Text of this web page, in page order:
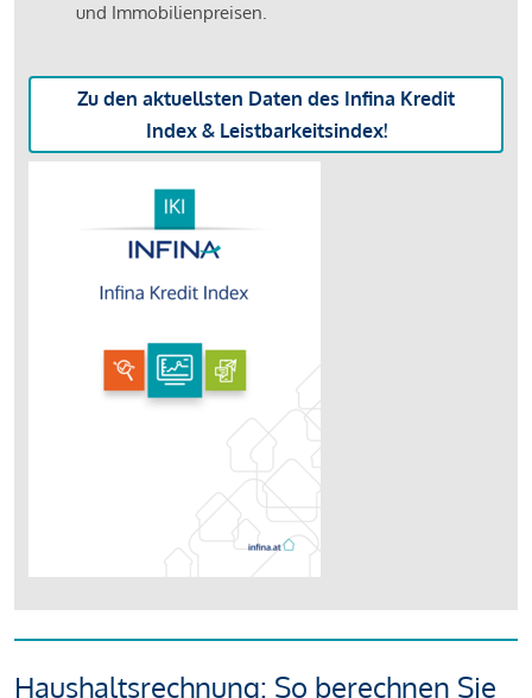
und Immobilienpreisen.
Zu den aktuellsten Daten des Infina Kredit
Index & Leistbarkeitsindex!
Haushaltsrechnung: So berechnen Sie